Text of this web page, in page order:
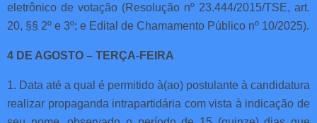
eletrônico de votação (Resolução nº 23.444/2015/TSE, art.
20, §§ 2º e 3º; e Edital de Chamamento Público nº 10/2025).
4 DE AGOSTO – TERÇA-FEIRA
1. Data até a qual é permitido à(ao) postulante à candidatura
realizar propaganda intrapartidária com vista à indicação de